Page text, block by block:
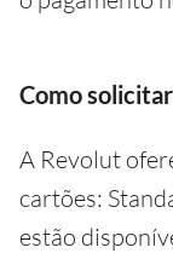
Como
A Revolut
cartões:
estão